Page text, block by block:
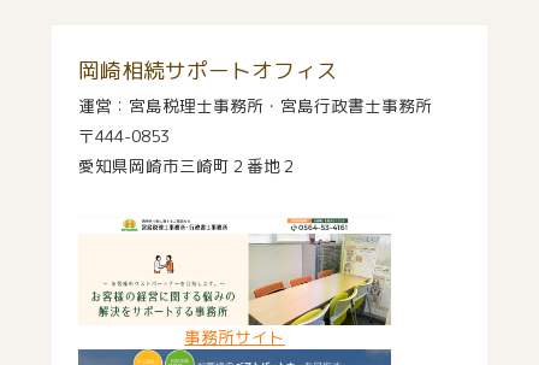
岡崎相続サポートオフィス
運営：宮島税理士事務所・宮島行政書士事務所
〒444-0853
愛知県岡崎市三崎町２番地２
事務所サイト